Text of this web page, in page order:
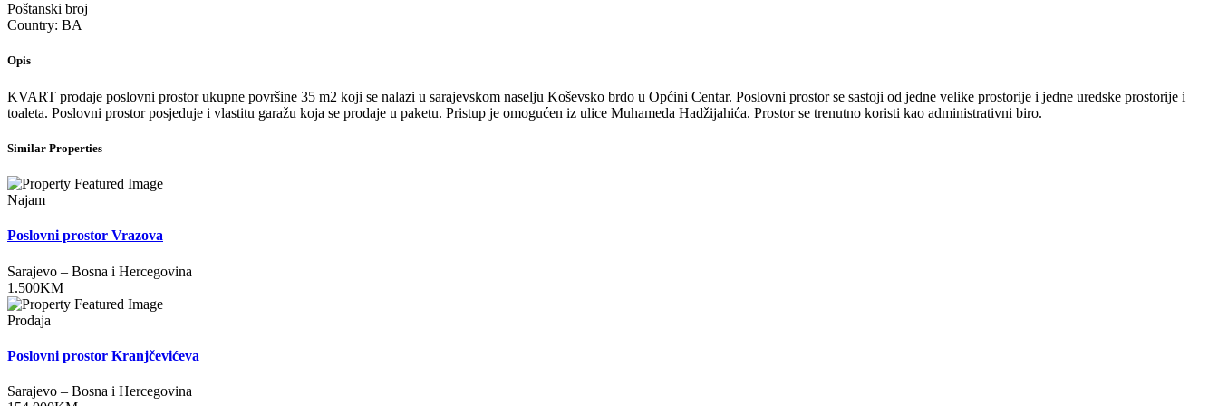
Poštanski broj
Country: BA
Opis
KVART prodaje poslovni prostor ukupne površine 35 m2 koji se nalazi u sarajevskom naselju Koševsko brdo u Općini Centar. Poslovni prostor se sastoji od jedne velike prostorije i jedne uredske prostorije i
toaleta. Poslovni prostor posjeduje i vlastitu garažu koja se prodaje u paketu. Pristup je omogućen iz ulice Muhameda Hadžijahića. Prostor se trenutno koristi kao administrativni biro.
Similar Properties
Najam
Poslovni prostor Vrazova
Sarajevo – Bosna i Hercegovina
1.500KM
Prodaja
Poslovni prostor Kranjčevićeva
Sarajevo – Bosna i Hercegovina